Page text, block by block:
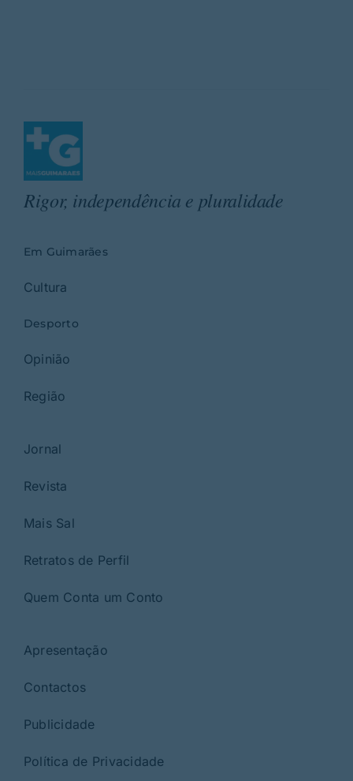
Rigor, independência e pluralidade
Em Guimarães
Cultura
Desporto
Opinião
Região
Jornal
Revista
Mais Sal
Retratos de Perfil
Quem Conta um Conto
Apresentação
Contactos
Publicidade
Política de Privacidade